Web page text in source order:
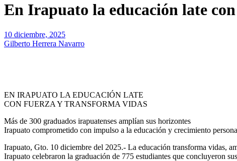
En Irapuato la educación late
10 diciembre, 2025
Gilberto Herrera Navarro
EN IRAPUATO LA EDUCACIÓN LATE
CON FUERZA Y TRANSFORMA VIDAS
Más de 300 graduados irapuatenses amplían sus horizontes
Irapuato comprometido con impulso a la educación y crecimiento
Irapuato, Gto. 10 diciembre del 2025.- La educación transforma vidas,
Irapuato celebraron la graduación de 775 estudiantes que concluyeron